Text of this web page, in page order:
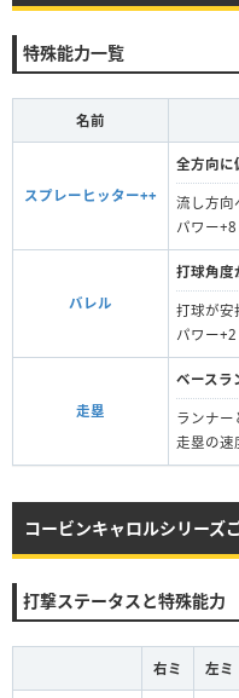
特殊能力一覧
名前
スプレーヒッター++
全方向に
流し方向
パワー+8
バレル
打球角度
打球が安
パワー+2
走塁
ベースラ
ランナー
走塁の速
コービンキャロルシリーズ
打撃ステータスと特殊能力
右ミ 左ミ